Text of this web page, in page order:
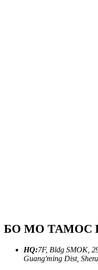
БО МО ТАМОС
HQ:7F, Bldg SMOK,
Guang'ming Dist,